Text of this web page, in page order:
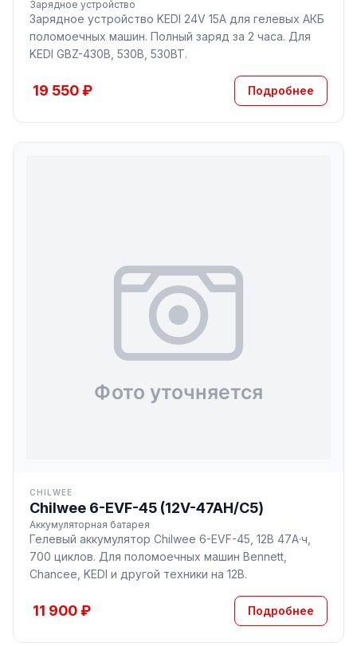
Зарядное устройство
Зарядное устройство KEDI 24V 15A для гелевых АКБ
поломоечных машин. Полный заряд за 2 часа. Для
KEDI GBZ-430B, 530B, 530BT.
19 550 ₽ Подробнее
CHILWEE
Chilwee 6-EVF-45 (12V-47AH/С5)
Аккумуляторная батарея
Гелевый аккумулятор Chilwee 6-EVF-45, 12В 47А·ч,
700 циклов. Для поломоечных машин Bennett,
Chancee, KEDI и другой техники на 12В.
11 900 ₽ Подробнее